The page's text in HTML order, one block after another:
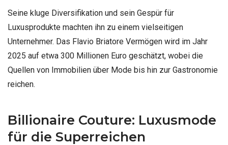
Seine kluge Diversifikation und sein Gespür für
Luxusprodukte machten ihn zu einem vielseitigen
Unternehmer. Das Flavio Briatore Vermögen wird im Jahr
2025 auf etwa 300 Millionen Euro geschätzt, wobei die
Quellen von Immobilien über Mode bis hin zur Gastronomie
reichen.
Billionaire Couture: Luxusmode
für die Superreichen